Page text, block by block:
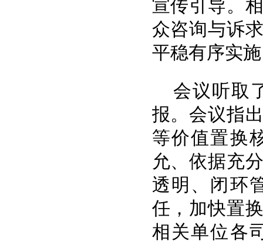
宣传引导。
众咨询与诉
平稳有序实
会议听取
报。会议指
等价值置换
允、依据充
透明、闭环
任，加快置
相关单位各